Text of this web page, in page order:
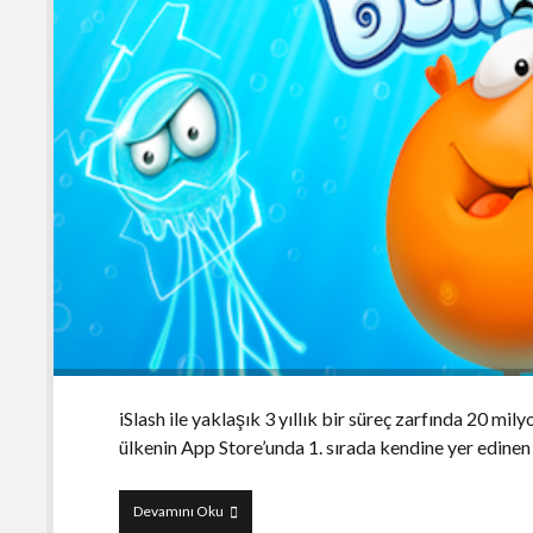
iSlash ile yaklaşık 3 yıllık bir süreç zarfında 20
ülkenin App Store’unda 1. sırada kendine yer
Devamını Oku Bellyfish